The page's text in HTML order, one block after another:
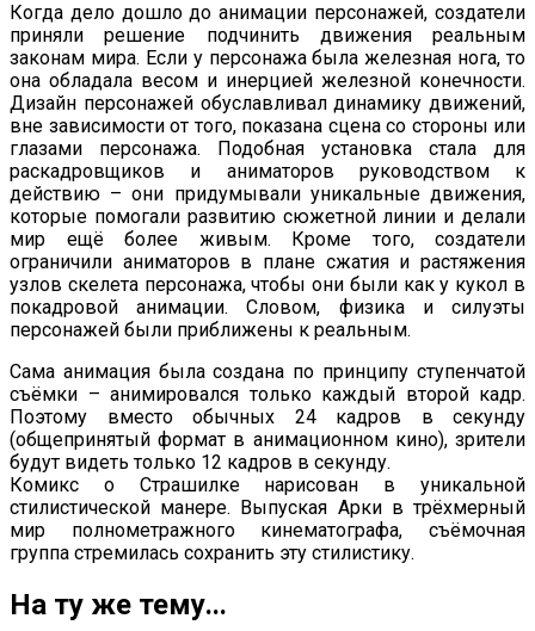
Когда дело дошло до анимации персонажей, создатели
приняли решение подчинить движения реальным
законам мира. Если у персонажа была железная нога, то
она обладала весом и инерцией железной конечности.
Дизайн персонажей обуславливал динамику движений,
вне зависимости от того, показана сцена со стороны или
глазами персонажа. Подобная установка стала для
раскадровщиков и аниматоров руководством к
действию – они придумывали уникальные движения,
которые помогали развитию сюжетной линии и делали
мир ещё более живым. Кроме того, создатели
ограничили аниматоров в плане сжатия и растяжения
узлов скелета персонажа, чтобы они были как у кукол в
покадровой анимации. Словом, физика и силуэты
персонажей были приближены к реальным.
Сама анимация была создана по принципу ступенчатой
съёмки – анимировался только каждый второй кадр.
Поэтому вместо обычных 24 кадров в секунду
(общепринятый формат в анимационном кино), зрители
будут видеть только 12 кадров в секунду.
Комикс о Страшилке нарисован в уникальной
стилистической манере. Выпуская Арки в трёхмерный
мир полнометражного кинематографа, съёмочная
группа стремилась сохранить эту стилистику.
На ту же тему...